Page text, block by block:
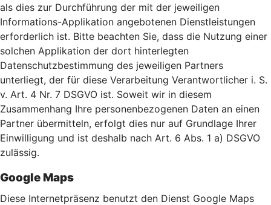
als dies zur Durchführung der mit der jeweiligen
Informations-Applikation angebotenen Dienstleistungen
erforderlich ist. Bitte beachten Sie, dass die Nutzung einer
solchen Applikation der dort hinterlegten
Datenschutzbestimmung des jeweiligen Partners
unterliegt, der für diese Verarbeitung Verantwortlicher i. S.
v. Art. 4 Nr. 7 DSGVO ist. Soweit wir in diesem
Zusammenhang Ihre personenbezogenen Daten an einen
Partner übermitteln, erfolgt dies nur auf Grundlage Ihrer
Einwilligung und ist deshalb nach Art. 6 Abs. 1 a) DSGVO
zulässig.
Google Maps
Diese Internetpräsenz benutzt den Dienst Google Maps